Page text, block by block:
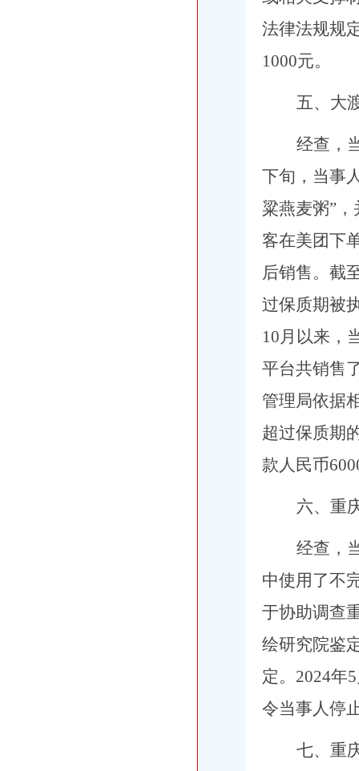
法律法规规
1000元。
五、大
经查，
下旬，当事
粱燕麦粥”
客在美团下
后销售。截
过保质期被
10月以来，
平台共销售
管理局依据
超过保质期
款人民币
六、 重
经查，
中使用了不
于协助调查
绘研究院鉴
定。2024年
令当事人停
七、 重